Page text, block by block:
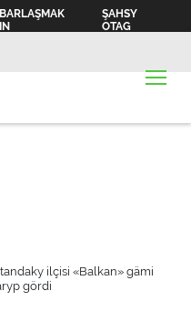
ŞAHSY
OTAG
ilçisi «Balkan» gämi
gördi